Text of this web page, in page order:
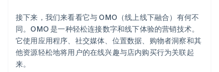
接下来，我们来看看它与 OMO（线上线下融合）有何不
同。OMO 是一种轻松连接数字和线下体验的营销技术。
它使用应用程序、社交媒体、位置数据、购物者洞察和其
他资源轻松地将用户的在线兴趣与店内购买行为关联起
来。